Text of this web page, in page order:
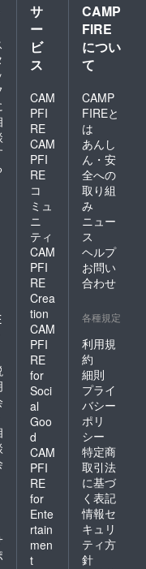
サ
ー
ビ
ス
CAM
PFI
RE
CAM
PFI
RE
コ
ミュ
ニ
ティ
CAM
PFI
RE
Crea
tion
CAM
PFI
RE
for
Soci
al
Goo
d
CAM
PFI
RE
for
Ente
rtain
men
t
CAMP
FIRE
につい
て
CAMP
FIREと
は
あんし
ん・安
全への
取り組
み
ニュー
ス
ヘルプ
お問い
合わせ
各種規定
利用規
約
細則
プライ
バシー
ポリ
シー
特定商
取引法
に基づ
く表記
情報セ
キュリ
ティ方
針